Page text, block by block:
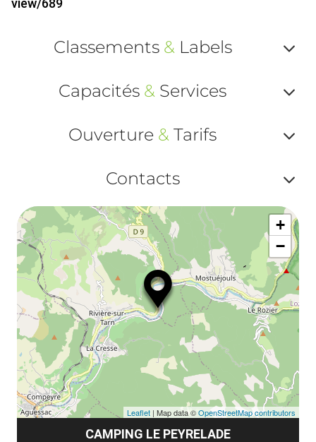
Classements & Labels
ou
Capacités & Services
ou
Ouverture & Tarifs
ou
et
Contacts
ou
CAMPING LE PEYRELADE
+
−
Leaflet | Map data ©OpenStreetMap contributors